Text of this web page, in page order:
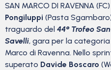
SAN MARCO DI RAVENNA
Pongiluppi (Pasta
traguardo del 44° Trofeo
Savelli, gara per la
Marco di Ravenna. Nello
superato Davide Boscaro